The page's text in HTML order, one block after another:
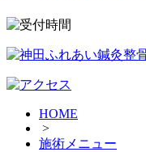
HOME
>
施術メニュー